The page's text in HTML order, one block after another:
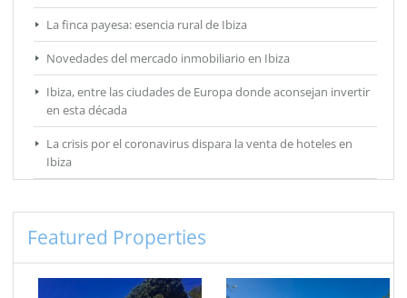
La finca payesa: esencia rural de Ibiza
Novedades del mercado inmobiliario en Ibiza
Ibiza, entre las ciudades de Europa donde aconsejan invertir
en esta década
La crisis por el coronavirus dispara la venta de hoteles en
Ibiza
Featured Properties